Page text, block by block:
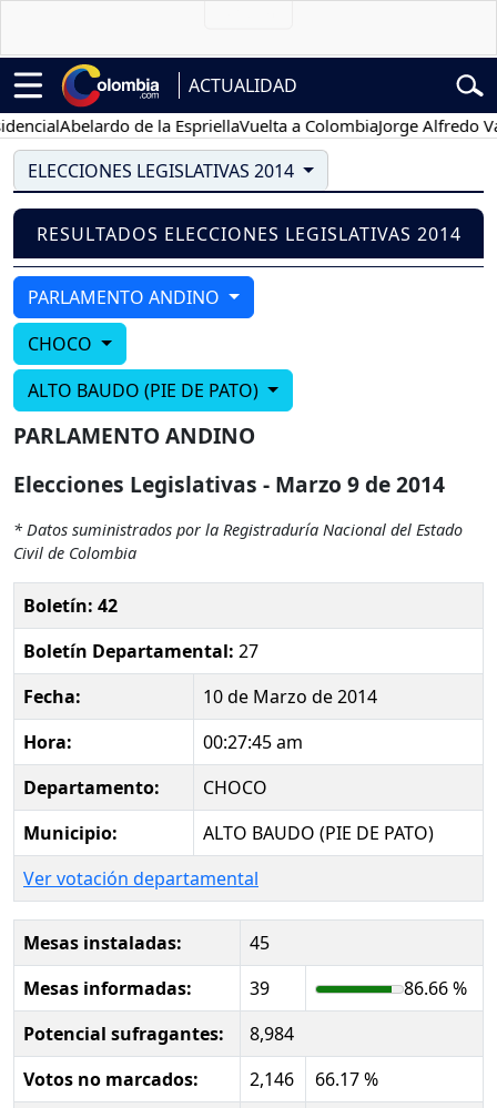
ACTUALIDAD
Abelardo de la EspriellaVuelta a ColombiaJorge Alfredo
ELECCIONES LEGISLATIVAS 2014
RESULTADOS ELECCIONES LEGISLATIVAS 2014
PARLAMENTO ANDINO
CHOCO
ALTO BAUDO (PIE DE PATO)
PARLAMENTO ANDINO
Elecciones Legislativas - Marzo 9 de 2014
* Datos suministrados por la Registraduría Nacional del Estado
Civil de Colombia
Boletín: 42
Boletín Departamental: 27
Fecha:
10 de Marzo de 2014
Hora:
00:27:45 am
Departamento:
CHOCO
Municipio:
ALTO BAUDO (PIE DE PATO)
Ver votación departamental
Mesas instaladas:
45
Mesas informadas:
39
86.66 %
Potencial sufragantes:
8,984
Votos no marcados:
2,146
66.17 %